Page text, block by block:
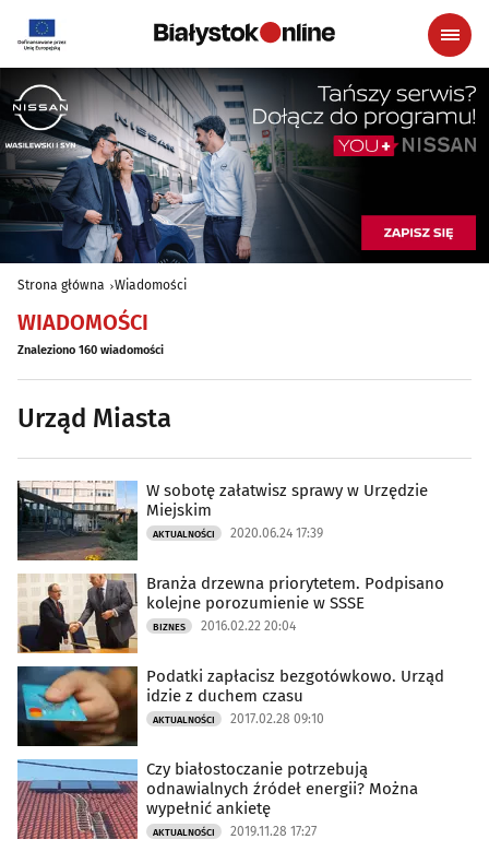
Strona główna Wiadomości
WIADOMOŚCI
Znaleziono 160 wiadomości
Urząd Miasta
W sobotę załatwisz sprawy w Urzędzie
Miejskim
AKTUALNOŚCI 2020.06.24 17:39
Branża drzewna priorytetem. Podpisano
kolejne porozumienie w SSSE
BIZNES 2016.02.22 20:04
Podatki zapłacisz bezgotówkowo. Urząd
idzie z duchem czasu
AKTUALNOŚCI 2017.02.28 09:10
Czy białostoczanie potrzebują
odnawialnych źródeł energii? Można
wypełnić ankietę
AKTUALNOŚCI 2019.11.28 17:27